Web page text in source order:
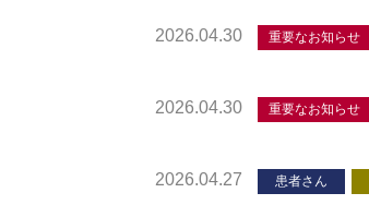
2026.04.30 重要なお知らせ
2026.04.30 重要なお知らせ
2026.04.27 患者さん